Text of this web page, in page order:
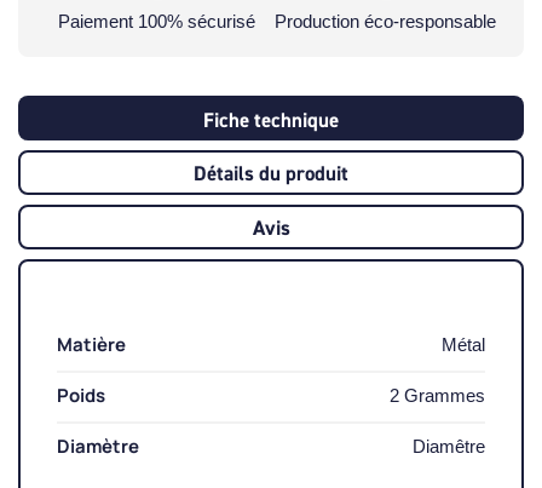
Paiement 100% sécurisé Production éco-responsable
Fiche technique
Détails du produit
Avis
Matière Métal
Poids 2 Grammes
Diamètre Diamêtre